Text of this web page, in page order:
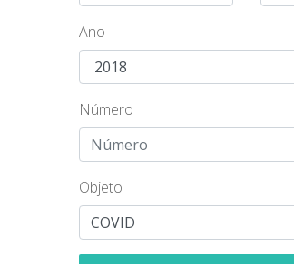
Ano
Número
Objeto